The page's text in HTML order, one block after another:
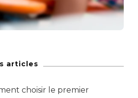
articles
choisir le premier